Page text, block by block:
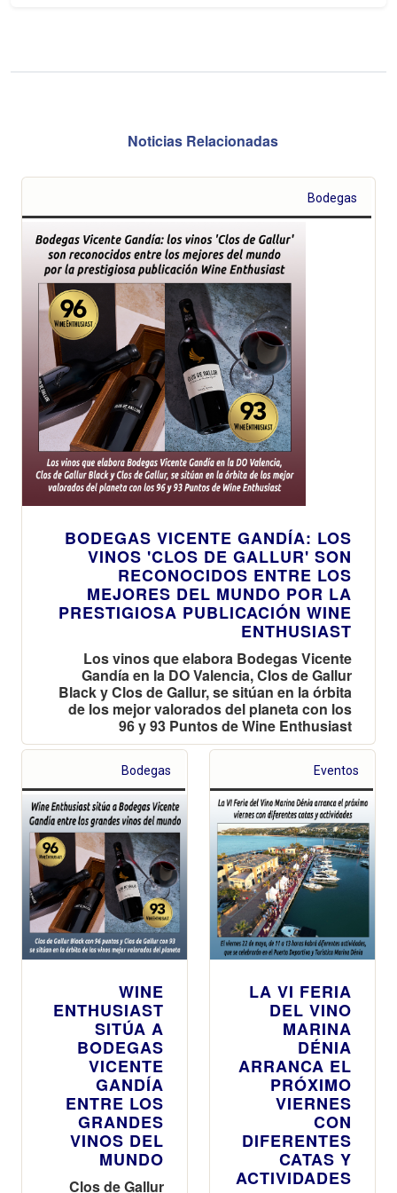
Noticias Relacionadas
Bodegas
BODEGAS VICENTE GANDÍA: LOS
VINOS 'CLOS DE GALLUR' SON
RECONOCIDOS ENTRE LOS
MEJORES DEL MUNDO POR LA
PRESTIGIOSA PUBLICACIÓN WINE
ENTHUSIAST
Los vinos que elabora Bodegas Vicente
Gandía en la DO Valencia, Clos de Gallur
Black y Clos de Gallur, se sitúan en la órbita
de los mejor valorados del planeta con los
96 y 93 Puntos de Wine Enthusiast
Bodegas
WINE
ENTHUSIAST
SITÚA A
BODEGAS
VICENTE
GANDÍA
ENTRE LOS
GRANDES
VINOS DEL
MUNDO
Clos de Gallur
Eventos
LA VI FERIA
DEL VINO
MARINA
DÉNIA
ARRANCA EL
PRÓXIMO
VIERNES
CON
DIFERENTES
CATAS Y
ACTIVIDADES